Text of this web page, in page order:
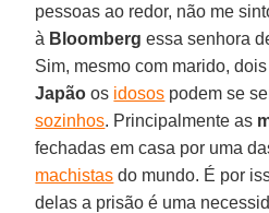
pessoas ao redor, não me
à Bloomberg essa senhora
Sim, mesmo com marido,
Japão os idosos podem se
sozinhos. Principalmente as
fechadas em casa por uma
machistas do mundo. É por
delas a prisão é uma